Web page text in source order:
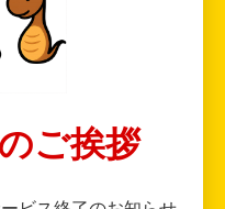
ご挨拶